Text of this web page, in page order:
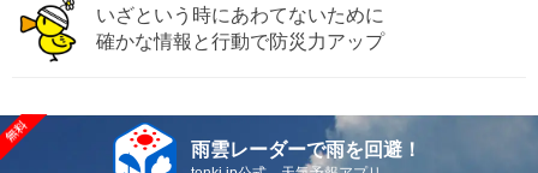
いざという時にあわてないために
確かな情報と行動で防災力アップ
雨雲レーダーで雨を回避！